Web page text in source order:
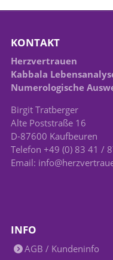
KONTAKT
Herzvertrauen
Kabbala
Numerologische
Birgit Tratberger
Alte Poststraße 16
D-87600 Kaufbeuren
Telefon +49 (0) 83 41 /
Email:
INFO
AGB / Kundeninfo